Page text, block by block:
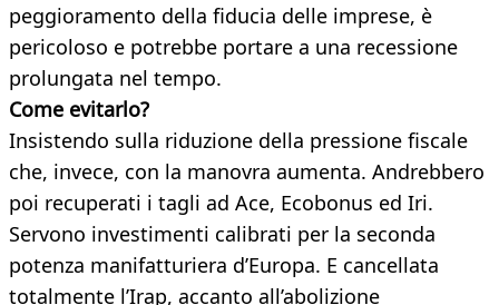
peggioramento della fiducia delle imprese, è
pericoloso e potrebbe portare a una recessione
prolungata nel tempo.
Come evitarlo?
Insistendo sulla riduzione della pressione fiscale
che, invece, con la manovra aumenta. Andrebbero
poi recuperati i tagli ad Ace, Ecobonus ed Iri.
Servono investimenti calibrati per la seconda
potenza manifatturiera d’Europa. E cancellata
totalmente l’Irap, accanto all’abolizione